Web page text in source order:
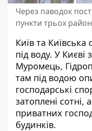
Через паводок
пункти трьох
Київ та Київська
під воду. У Києві
Муромець,
там під водою
господарські
затоплені
приватних
будинків.